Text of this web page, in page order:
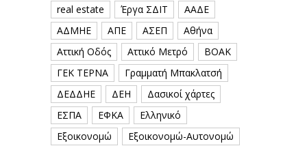
real estate Έργα ΣΔΙΤ
ΑΑΔΕ
ΑΔΜΗΕ
ΑΠΕ ΑΣΕΠ
Αθήνα
Αττική Οδός
Αττικό Μετρό
ΒΟΑΚ
ΓΕΚ ΤΕΡΝΑ
Γραμματή Μπακλατσή
ΔΕΔΔΗΕ
ΔΕΗ
Δασικοί χάρτες
ΕΣΠΑ
ΕΦΚΑ
Ελληνικό
Εξοικονομώ
Εξοικονομώ-Αυτονομώ